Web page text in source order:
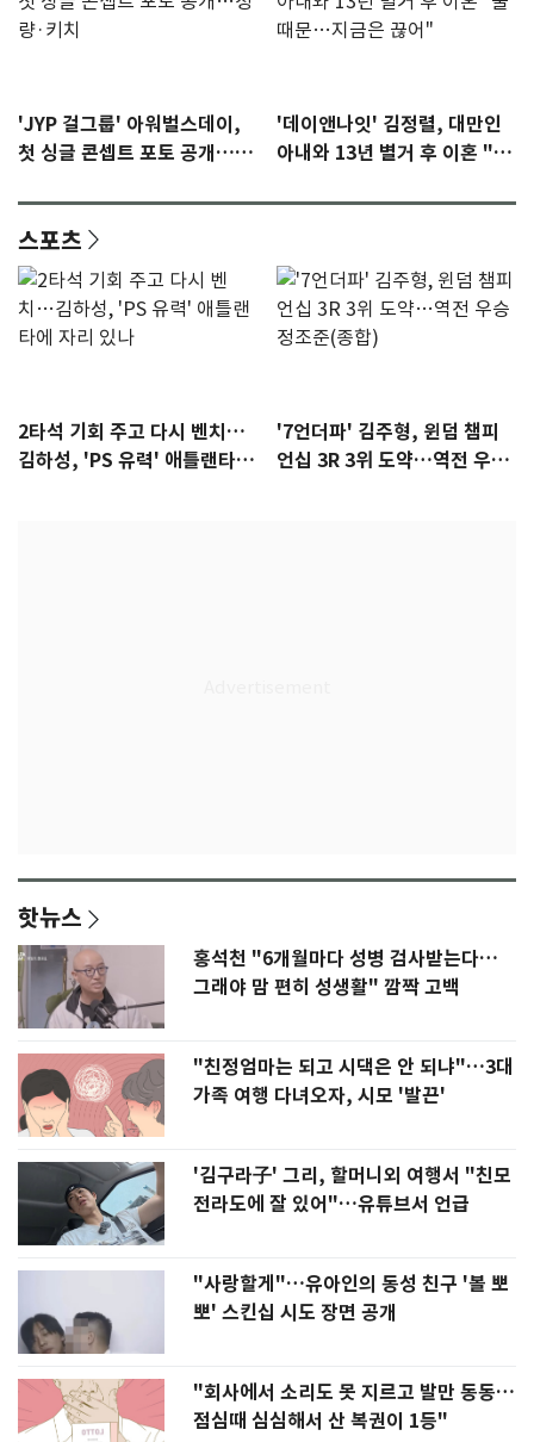
'JYP 걸그룹' 아워벌스데이,
첫 싱글 콘셉트 포토 공개…청
'데이앤나잇' 김정렬, 대만인
아내와 13년 별거 후 이혼 "술
스포츠
2타석 기회 주고 다시 벤치…
김하성, 'PS 유력' 애틀랜타에
'7언더파' 김주형, 윈덤 챔피
언십 3R 3위 도약…역전 우승
핫뉴스
홍석천 "6개월마다 성병 검사받는다…
그래야 맘 편히 성생활" 깜짝 고백
"친정엄마는 되고 시댁은 안 되냐"…3대
가족 여행 다녀오자, 시모 '발끈'
'김구라子' 그리, 할머니외 여행서 "친모
전라도에 잘 있어"…유튜브서 언급
"사랑할게"…유아인의 동성 친구 '볼 뽀
뽀' 스킨십 시도 장면 공개
"회사에서 소리도 못 지르고 발만 동동…
점심때 심심해서 산 복권이 1등"